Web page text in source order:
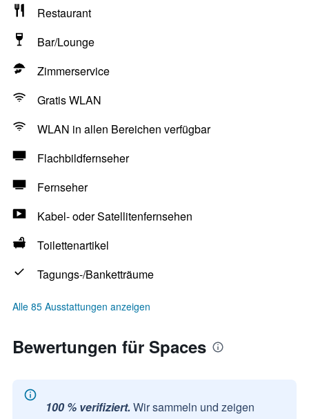
Restaurant
Bar/Lounge
Zimmerservice
Gratis WLAN
WLAN in allen Bereichen verfügbar
Flachbildfernseher
Fernseher
Kabel- oder Satellitenfernsehen
Toilettenartikel
Tagungs-/Banketträume
Alle 85 Ausstattungen anzeigen
Bewertungen für Spaces
100 % verifiziert. Wir sammeln und zeigen